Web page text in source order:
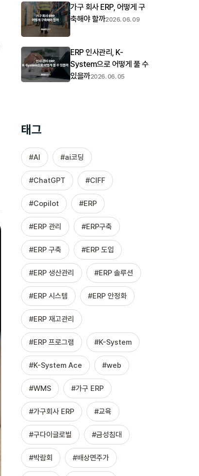
가구 회사 ERP, 어떻게 구
축해야 할까2026. 06. 09
ERP 인사관리, K-
System으로 어떻게 풀 수
있을까2026. 06. 05
태그
AI ai코딩
ChatGPT CIFF
Copilot ERP
ERP 관리 ERP구축
ERP 구축 ERP 도입
ERP 생산관리 ERP 솔루션
ERP 시스템 ERP 안정화
ERP 재고관리
ERP 프로그램 K-System
K-System Ace web
WMS 가구 ERP
가구회사 ERP 교육
구다이글로벌 금성침대
박람회 배상면주가